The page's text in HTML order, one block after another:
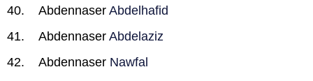
Abdennaser Abdelhafid
Abdennaser Abdelaziz
Abdennaser Nawfal